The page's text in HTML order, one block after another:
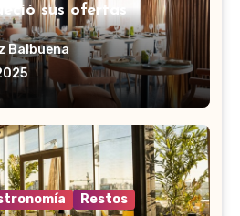
sus ofertas
Balbuena
Restos